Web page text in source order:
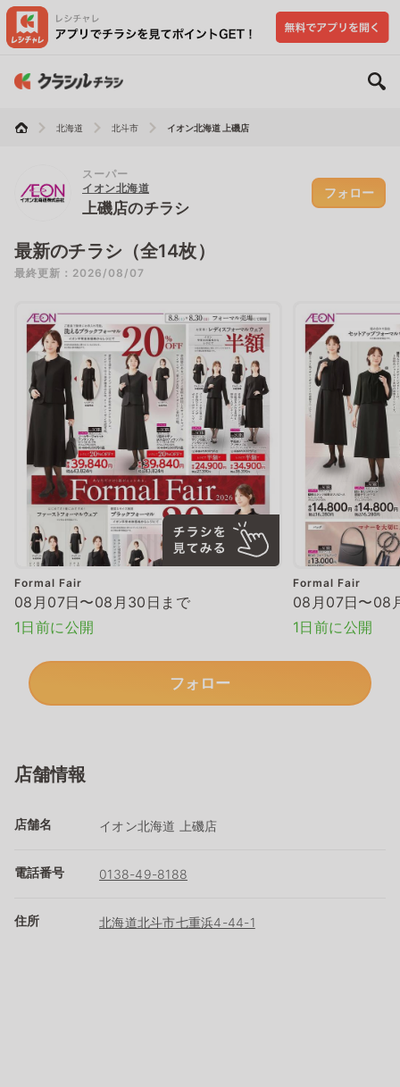
北海道 北斗市 イオン北海道 上磯店
スーパー
イオン北海道
上磯店のチラシ
フォロー
最新のチラシ（全14枚）
最終更新：2026/08/07
Formal Fair
08月07日〜08月30日まで
1日前に公開
Formal Fair
08月07日〜08
1日前に公開
フォロー
店舗情報
店舗名 イオン北海道 上磯店
電話番号 0138-49-8188
住所 北海道北斗市七重浜4-44-1